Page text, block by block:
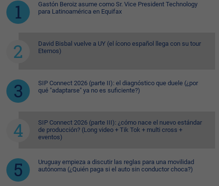
Gastón Beroiz asume como Sr. Vice President Technology
para Latinoamérica en Equifax
David Bisbal vuelve a UY (el ícono español llega con su tour
Eternos)
SIP Connect 2026 (parte II): el diagnóstico que duele (¿por
qué "adaptarse" ya no es suficiente?)
SIP Connect 2026 (parte III): ¿cómo nace el nuevo estándar
de producción? (Long video + Tik Tok + multi cross +
eventos)
Uruguay empieza a discutir las reglas para una movilidad
autónoma (¿Quién paga si el auto sin conductor choca?)